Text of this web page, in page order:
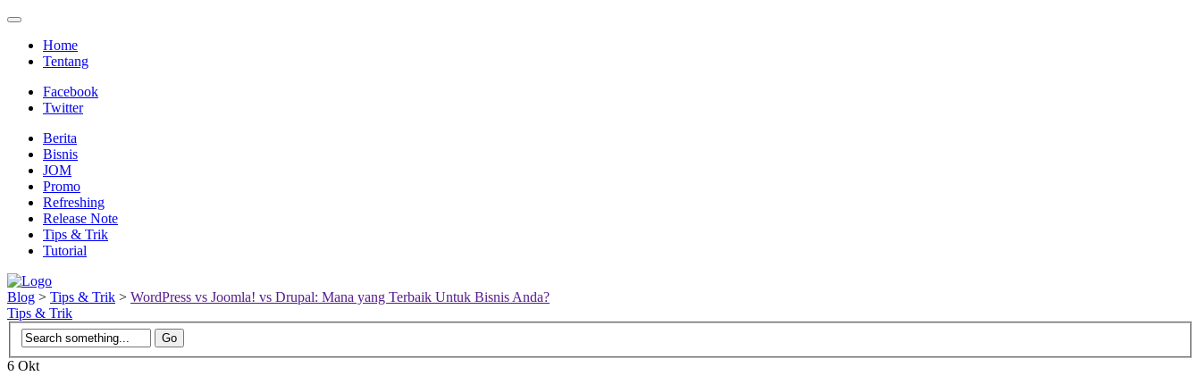
Home
Tentang
Facebook
Twitter
Berita
Bisnis
JOM
Promo
Refreshing
Release Note
Tips & Trik
Tutorial
Blog > Tips & Trik > WordPress vs Joomla! vs Drupal: Mana yang Terbaik Untuk Bisnis Anda?
Tips & Trik
6 Okt